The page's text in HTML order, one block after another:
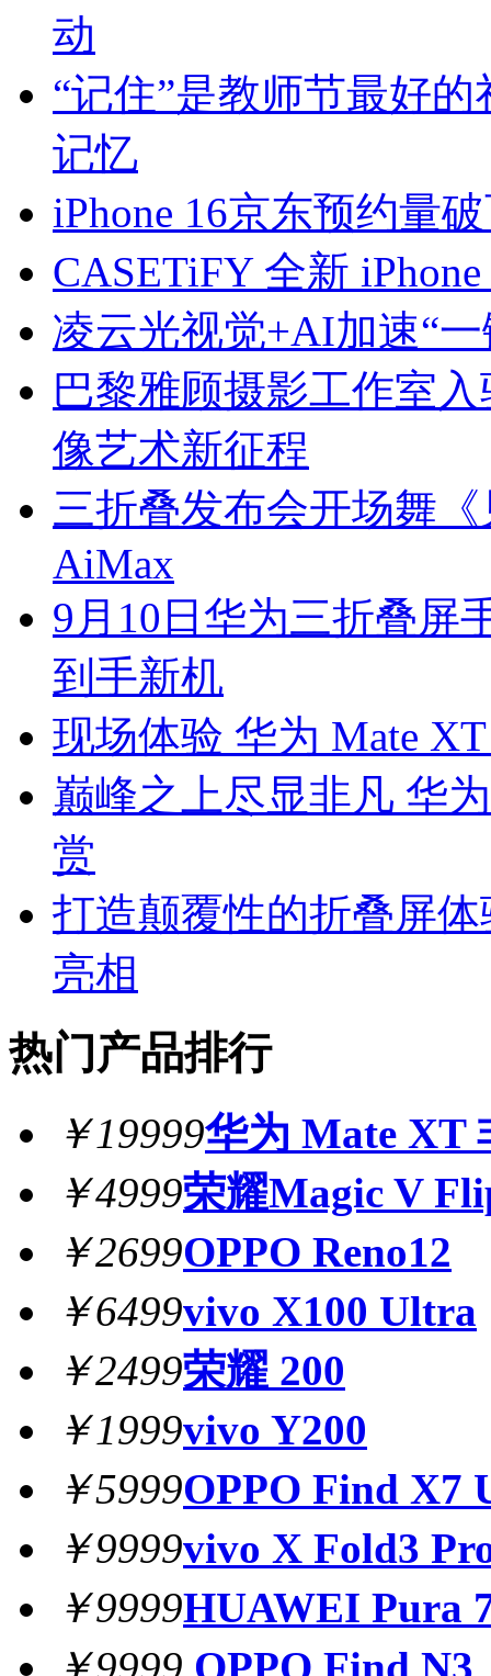
动
“记住”是教师节最好
记忆
iPhone 16京东预约量
CASETiFY 全新
凌云光视觉+AI加速“
巴黎雅顾摄影工作室
像艺术新征程
三折叠发布会开场舞
AiMax
9月10日华为三折叠屏
到手新机
现场体验 华为 Mate
巅峰之上尽显非凡 华
赏
打造颠覆性的折叠屏
亮相
热门产品排行
￥19999华为 Mate XT
￥4999荣耀Magic V
￥2699OPPO Reno12
￥6499vivo X100 Ultra
￥2499荣耀 200
￥1999vivo Y200
￥5999OPPO Find X7
￥9999vivo X Fold3
￥9999HUAWEI Pura